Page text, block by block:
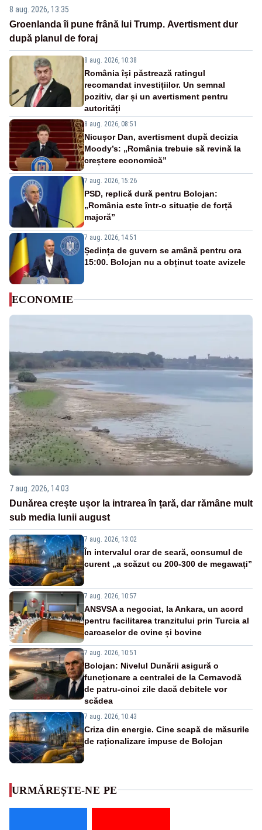
8 aug. 2026, 13:35
Groenlanda îi pune frână lui Trump. Avertisment dur
după planul de foraj
8 aug. 2026, 10:38
România își păstrează ratingul
recomandat investițiilor. Un semnal
pozitiv, dar și un avertisment pentru
autorități
8 aug. 2026, 08:51
Nicușor Dan, avertisment după decizia
Moody’s: „România trebuie să revină la
creștere economică”
7 aug. 2026, 15:26
PSD, replică dură pentru Bolojan:
„România este într-o situație de forță
majoră”
7 aug. 2026, 14:51
Ședința de guvern se amână pentru ora
15:00. Bolojan nu a obținut toate avizele
ECONOMIE
7 aug. 2026, 14:03
Dunărea crește ușor la intrarea în țară, dar rămâne mult
sub media lunii august
7 aug. 2026, 13:02
În intervalul orar de seară, consumul de
curent „a scăzut cu 200-300 de megawați”
7 aug. 2026, 10:57
ANSVSA a negociat, la Ankara, un acord
pentru facilitarea tranzitului prin Turcia al
carcaselor de ovine și bovine
7 aug. 2026, 10:51
Bolojan: Nivelul Dunării asigură o
funcționare a centralei de la Cernavodă
de patru-cinci zile dacă debitele vor
scădea
7 aug. 2026, 10:43
Criza din energie. Cine scapă de măsurile
de raționalizare impuse de Bolojan
URMĂREȘTE-NE PE